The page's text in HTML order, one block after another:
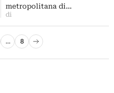
metropolitana di…
di
… 8
Pagina successiva